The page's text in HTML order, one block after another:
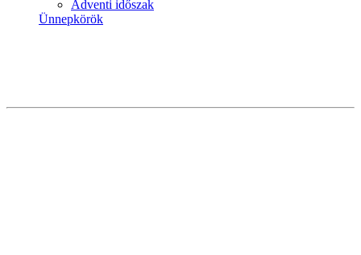
Adventi időszak
Ünnepkörök